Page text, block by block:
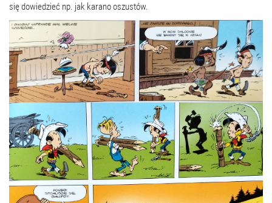
się dowiedzieć np. jak karano oszustów.